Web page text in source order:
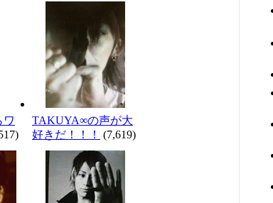
ワ
TAKUYA∞の声が大
好きだ！！！
(7,619)